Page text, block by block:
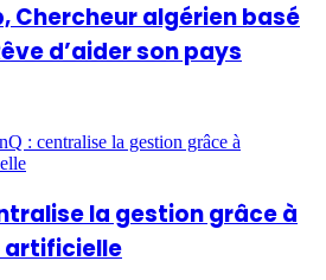
Chercheur algérien basé
d’aider son pays
la gestion grâce à
artificielle